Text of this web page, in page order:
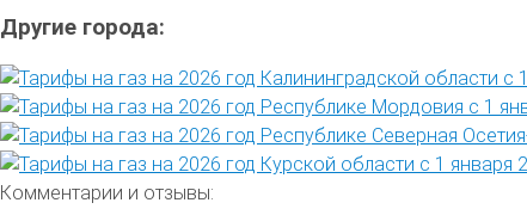
Другие города:
Комментарии и отзывы: